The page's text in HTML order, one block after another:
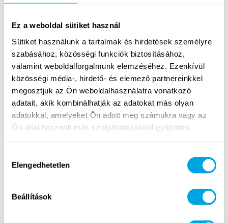
Ez a weboldal sütiket használ
Sütiket használunk a tartalmak és hirdetések személyre
szabásához, közösségi funkciók biztosításához,
valamint weboldalforgalmunk elemzéséhez. Ezenkívül
közösségi média-, hirdető- és elemező partnereinkkel
megosztjuk az Ön weboldalhasználatra vonatkozó
adatait, akik kombinálhatják az adatokat más olyan
adatokkal, amelyeket Ön adott meg számukra vagy az
Ön által használt más szolgáltatásokból gyűjtöttek.
kiválasztása
Elengedhetetlen
Beállítások
külföldről egyaránt.
[photobox tpl=”gallery.outer” title=”Fotóalbum”]
[photobox_gallery id=37]
[/photobox]
A Funside által használt téli üdülőházak az
Nemzedék Központtábori szállásai között a
legmagasabb kategóriát képviselik. Minden
táborozónkat a nemrég teljesen felújított és
fürdőszobával rendelkezik és saját csoportvezető tanár
is felel érte. Az általunk használt épületekben
közösségi helyiségek is találhatóak.